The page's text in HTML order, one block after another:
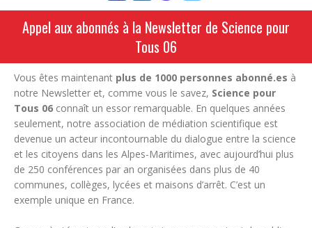
Appel aux abonnés à la Newsletter de Science pour
Tous 06
Vous êtes maintenant plus de 1000 personnes abonné.es à
notre Newsletter et, comme vous le savez, Science pour
Tous 06 connaît un essor remarquable. En quelques années
seulement, notre association de médiation scientifique est
devenue un acteur incontournable du dialogue entre la science
et les citoyens dans les Alpes-Maritimes, avec aujourd’hui plus
de 250 conférences par an organisées dans plus de 40
communes, collèges, lycées et maisons d’arrêt. C’est un
exemple unique en France.